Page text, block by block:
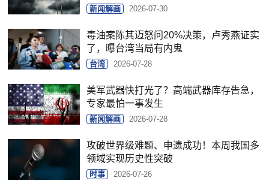
新闻解画 2026-07-30
毒油案陈其迈怒问20%决策，卢秀燕证实
了，曝台湾当局有内鬼
台湾 2026-07-28
美军武器快打光了？高端武器库存告急，
专家最怕一事发生
新闻解画 2026-07-28
攻破世界级难题、申遗成功！本周我国多
领域实现历史性突破
时事 2026-07-26